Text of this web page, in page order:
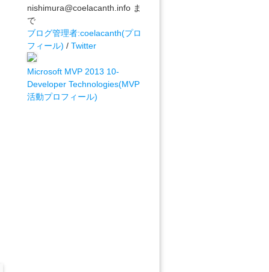
nishimura@coelacanth.info ま
で
ブログ管理者:coelacanth(プロ
フィール) / Twitter
Microsoft MVP 2013 10-
Developer Technologies(MVP
活動プロフィール)